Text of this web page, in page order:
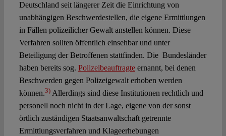
Deutschland seit längerer Zeit die Einrichtung von
unabhängigen Beschwerdestellen, die eigene Ermittlungen
in Fällen polizeilicher Gewalt anstellen können. Diese
Verfahren sollten öffentlich einsehbar und unter
Beteiligung der Betroffenen stattfinden. Die Bundesländer
haben bereits sog. Polizeibeauftragteernannt, bei denen
Beschwerden gegen Polizeigewalt erhoben werden
können.3)Allerdings sind diese Institutionen rechtlich und
personell noch nicht in der Lage, eigene von der sonst
örtlich zuständigen Staatsanwaltschaft getrennte
Ermittlungsverfahren und Klageerhebungen